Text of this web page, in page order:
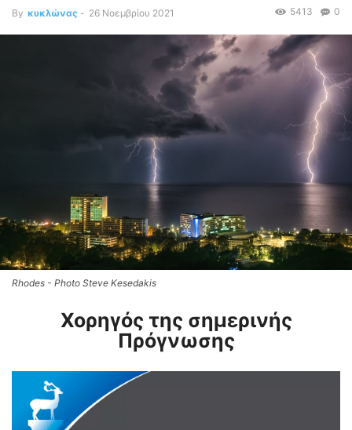
By κυκλώνας - 26 Νοεμβρίου 2021 0
5413
Rhodes - Photo Steve Kesedakis
Χορηγός της σημερινής
Πρόγνωσης